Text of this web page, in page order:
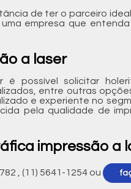
de ter o parceiro
empresa que
a laser
possível solicitar
entre outras
e experiente no
pela qualidade de
impressão a
(11) 5641-1254ou